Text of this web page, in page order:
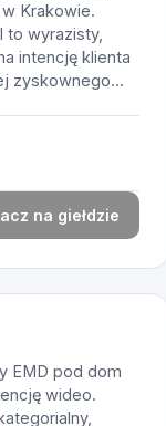
Krakowie.
to wyrazisty,
intencję klienta
zyskownego...
na giełdzie
EMD pod dom
wideo.